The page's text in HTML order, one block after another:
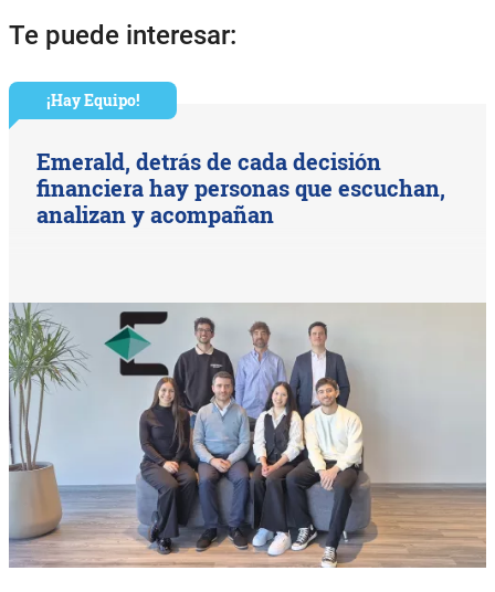
Te puede interesar:
¡Hay Equipo!
Emerald, detrás de cada decisión
financiera hay personas que escuchan,
analizan y acompañan